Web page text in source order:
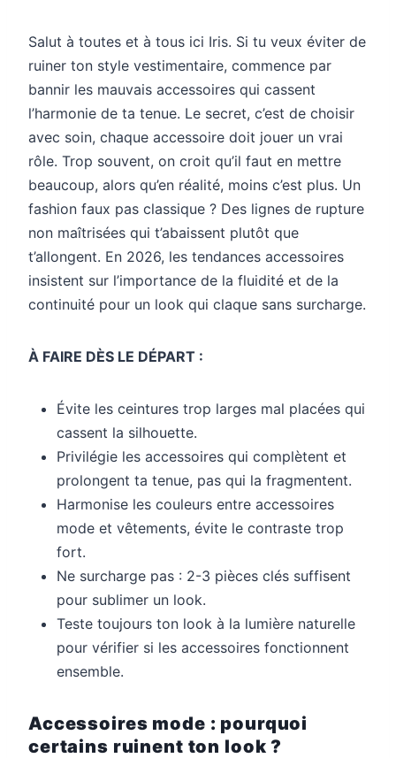
Salut à toutes et à tous ici Iris. Si tu veux éviter de
ruiner ton style vestimentaire, commence par
bannir les mauvais accessoires qui cassent
l’harmonie de ta tenue. Le secret, c’est de choisir
avec soin, chaque accessoire doit jouer un vrai
rôle. Trop souvent, on croit qu’il faut en mettre
beaucoup, alors qu’en réalité, moins c’est plus. Un
fashion faux pas classique ? Des lignes de rupture
non maîtrisées qui t’abaissent plutôt que
t’allongent. En 2026, les tendances accessoires
insistent sur l’importance de la fluidité et de la
continuité pour un look qui claque sans surcharge.
À FAIRE DÈS LE DÉPART :
Évite les ceintures trop larges mal placées qui
cassent la silhouette.
Privilégie les accessoires qui complètent et
prolongent ta tenue, pas qui la fragmentent.
Harmonise les couleurs entre accessoires
mode et vêtements, évite le contraste trop
fort.
Ne surcharge pas : 2-3 pièces clés suffisent
pour sublimer un look.
Teste toujours ton look à la lumière naturelle
pour vérifier si les accessoires fonctionnent
ensemble.
Accessoires mode : pourquoi
certains ruinent ton look ?